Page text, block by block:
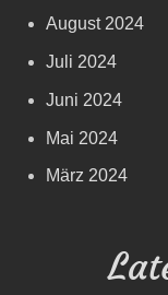
August 2024
Juli 2024
Juni 2024
Mai 2024
März 2024